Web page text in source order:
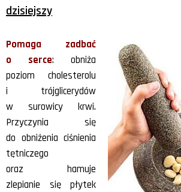
dzisiejszy
Pomaga zadbać
o serce: obniża
poziom cholesterolu
i trójglicerydów
w surowicy krwi.
Przyczynia się
do obniżenia ciśnienia
tętniczego
oraz hamuje
zlepianie się płytek